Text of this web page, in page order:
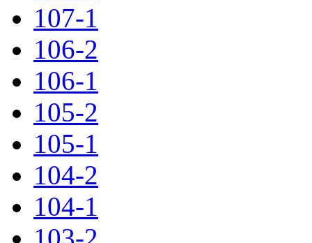
107-1
106-2
106-1
105-2
105-1
104-2
104-1